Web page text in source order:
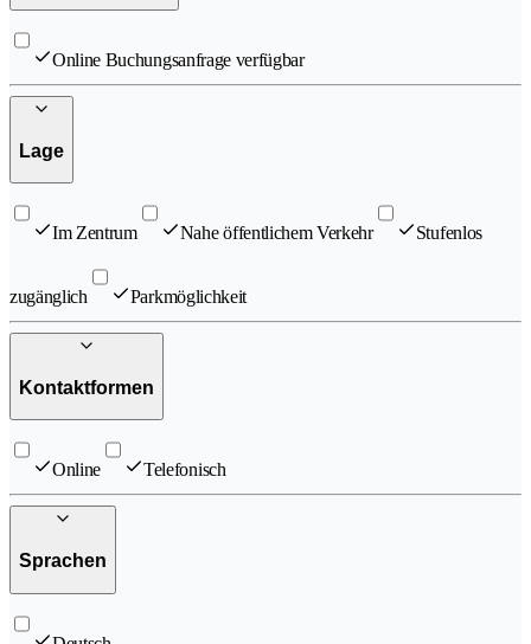
Online Buchungsanfrage verfügbar
Lage
Im Zentrum Nahe öffentlichem Verkehr Stufenlos
zugänglich Parkmöglichkeit
Kontaktformen
Online Telefonisch
Sprachen